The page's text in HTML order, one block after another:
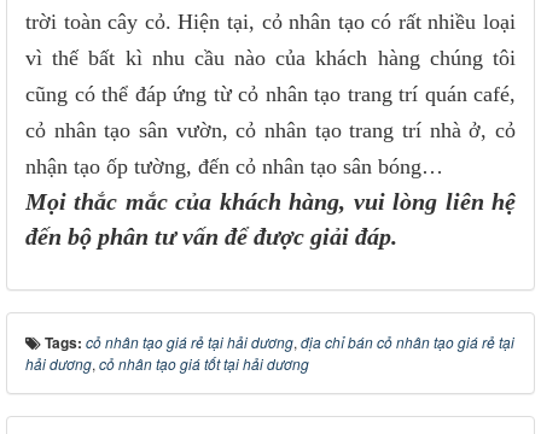
trời toàn cây cỏ. Hiện tại, cỏ nhân tạo có rất nhiều loại
vì thế bất kì nhu cầu nào của khách hàng chúng tôi
cũng có thể đáp ứng từ cỏ nhân tạo trang trí quán café,
cỏ nhân tạo sân vườn, cỏ nhân tạo trang trí nhà ở, cỏ
nhận tạo ốp tường, đến cỏ nhân tạo sân bóng…
Mọi thắc mắc của khách hàng, vui lòng liên hệ
đến bộ phân tư vấn để được giải đáp.
Tags: cỏ nhân tạo giá rẻ tại hải dương, địa chỉ bán cỏ nhân tạo giá rẻ tại
hải dương, cỏ nhân tạo giá tốt tại hải dương